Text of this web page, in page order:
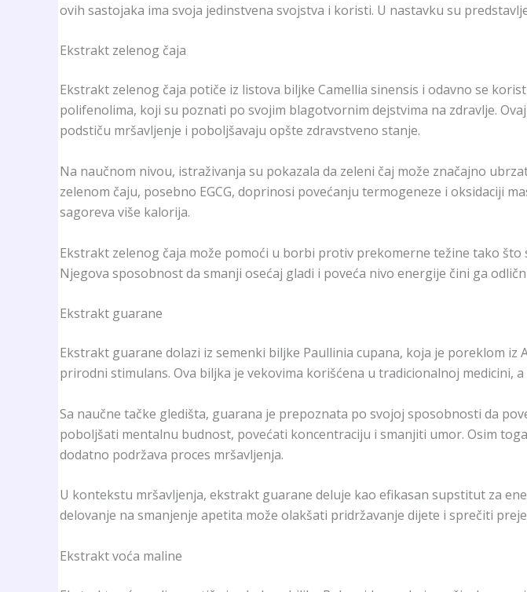
ovih sastojaka ima svoja jedinstvena svojstva i koristi. U nastavku su
Ekstrakt zelenog čaja
Ekstrakt zelenog čaja potiče iz listova biljke Camellia sinensis i odavno se
polifenolima, koji su poznati po svojim blagotvornim dejstvima na zdravlje.
podstiču mršavljenje i poboljšavaju opšte zdravstveno stanje.
Na naučnom nivou, istraživanja su pokazala da zeleni čaj može značajno
zelenom čaju, posebno EGCG, doprinosi povećanju termogeneze i oksidaciji
sagoreva više kalorija.
Ekstrakt zelenog čaja može pomoći u borbi protiv prekomerne težine tako
Njegova sposobnost da smanji osećaj gladi i poveća nivo energije čini ga
Ekstrakt guarane
Ekstrakt guarane dolazi iz semenki biljke Paullinia cupana, koja je poreklom
prirodni stimulans. Ova biljka je vekovima korišćena u tradicionalnoj medicini,
Sa naučne tačke gledišta, guarana je prepoznata po svojoj sposobnosti da
poboljšati mentalnu budnost, povećati koncentraciju i smanjiti umor. Osim
dodatno podržava proces mršavljenja.
U kontekstu mršavljenja, ekstrakt guarane deluje kao efikasan supstitut za
delovanje na smanjenje apetita može olakšati pridržavanje dijete i sprečiti
Ekstrakt voća maline